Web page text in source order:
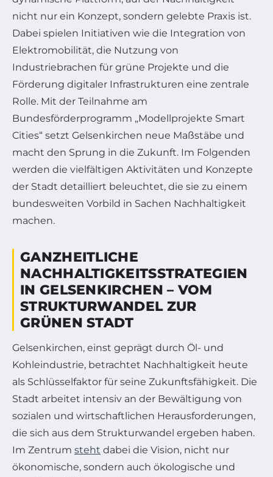
nicht nur ein Konzept, sondern gelebte Praxis ist.
Dabei spielen Initiativen wie die Integration von
Elektromobilität, die Nutzung von
Industriebrachen für grüne Projekte und die
Förderung digitaler Infrastrukturen eine zentrale
Rolle. Mit der Teilnahme am
Bundesförderprogramm „Modellprojekte Smart
Cities“ setzt Gelsenkirchen neue Maßstäbe und
macht den Sprung in die Zukunft. Im Folgenden
werden die vielfältigen Aktivitäten und Konzepte
der Stadt detailliert beleuchtet, die sie zu einem
bundesweiten Vorbild in Sachen Nachhaltigkeit
machen.
GANZHEITLICHE
NACHHALTIGKEITSSTRATEGIEN
IN GELSENKIRCHEN – VOM
STRUKTURWANDEL ZUR
GRÜNEN STADT
Gelsenkirchen, einst geprägt durch Öl- und
Kohleindustrie, betrachtet Nachhaltigkeit heute
als Schlüsselfaktor für seine Zukunftsfähigkeit. Die
Stadt arbeitet intensiv an der Bewältigung von
sozialen und wirtschaftlichen Herausforderungen,
die sich aus dem Strukturwandel ergeben haben.
Im Zentrum steht dabei die Vision, nicht nur
ökonomische, sondern auch ökologische und